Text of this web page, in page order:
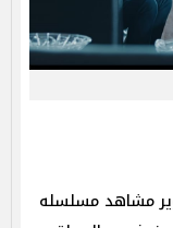
مشاهد مسلسله